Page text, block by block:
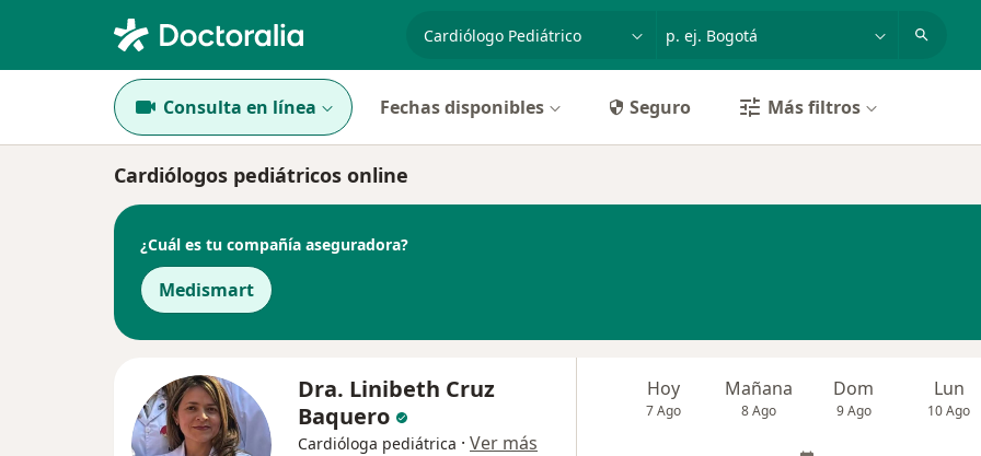
especialidad, enfermedad o nombrep. ej. Bogotá
Consulta en línea Fechas disponibles Seguro Más filtros
Cardiólogos pediátricos online
¿Cuál es tu compañía aseguradora?
Medismart
Dra. Linibeth Cruz
Baquero
Cardióloga pediátrica · Ver más
Hoy
7 Ago
Mañana
8 Ago
Dom
9 Ago
Lun
10 Ago